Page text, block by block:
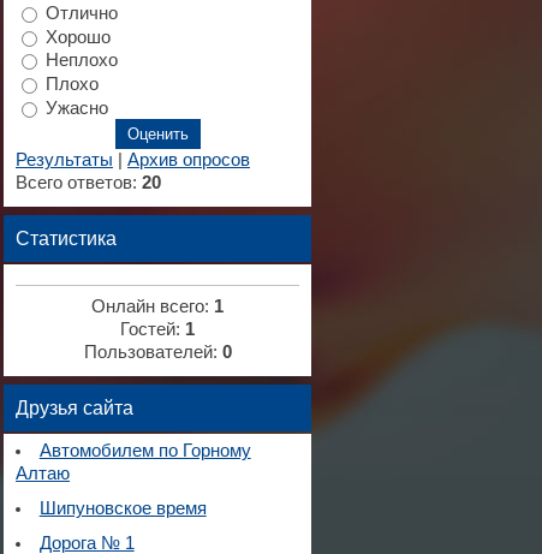
Отлично
Хорошо
Неплохо
Плохо
Ужасно
Результаты
Архив опросов
Всего ответов: 20
Статистика
Онлайн всего: 1
Гостей: 1
Пользователей: 0
Друзья сайта
Автомобилем по Горному
Алтаю
Шипуновское время
Дорога № 1